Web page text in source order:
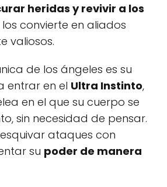
heridas y revivir a los
los convierte en aliados
valiosos.
de los ángeles es su
en el Ultra Instinto,
en el que su cuerpo se
sin necesidad de pensar.
ataques con
su poder de manera